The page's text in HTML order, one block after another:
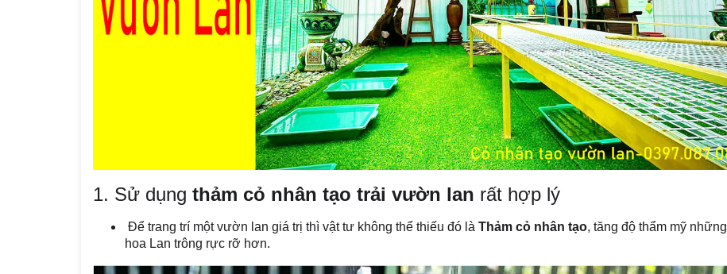
1. Sử dụng thảm cỏ nhân tạo trải vườn lan rất hợp lý
Để trang trí một vườn lan giá trị thì vật tư không thể thiếu đó là Thảm cỏ nhân tạo, tăng độ thẩm mỹ những
hoa Lan trông rực rỡ hơn.